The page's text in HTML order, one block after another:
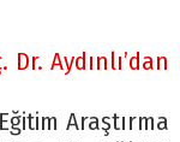
Aydınlı’dan
Araştırma